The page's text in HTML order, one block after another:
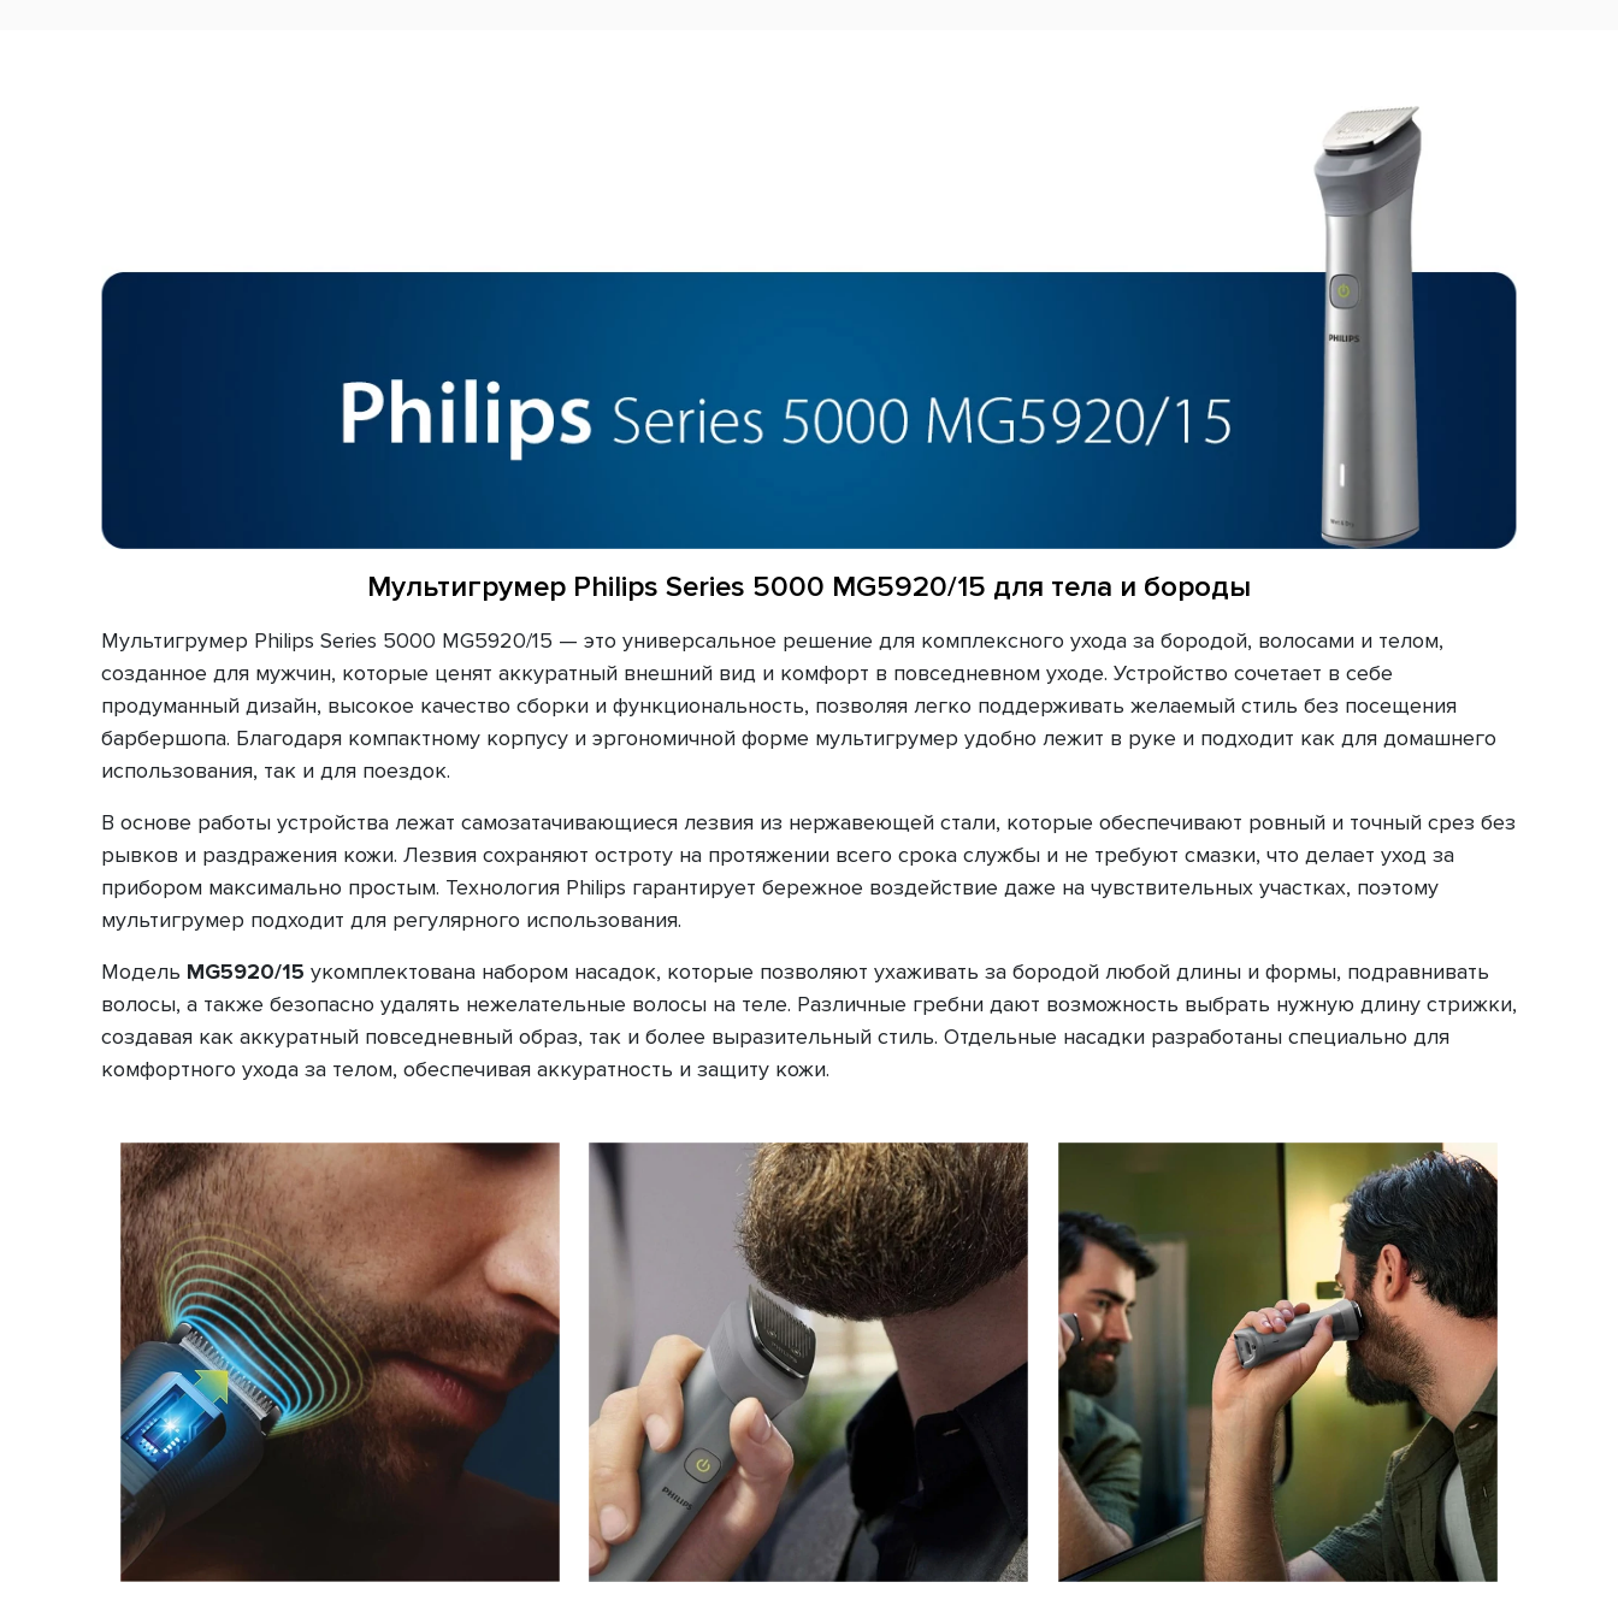
Мультигрумер Philips Series 5000 MG5920/15 для тела и бороды
Мультигрумер Philips Series 5000 MG5920/15 — это универсальное решение для комплексного ухода за бородой, волосами и телом,
созданное для мужчин, которые ценят аккуратный внешний вид и комфорт в повседневном уходе. Устройство сочетает в себе
продуманный дизайн, высокое качество сборки и функциональность, позволяя легко поддерживать желаемый стиль без посещения
барбершопа. Благодаря компактному корпусу и эргономичной форме мультигрумер удобно лежит в руке и подходит как для домашнего
использования, так и для поездок.
В основе работы устройства лежат самозатачивающиеся лезвия из нержавеющей стали, которые обеспечивают ровный и точный срез без
рывков и раздражения кожи. Лезвия сохраняют остроту на протяжении всего срока службы и не требуют смазки, что делает уход за
прибором максимально простым. Технология Philips гарантирует бережное воздействие даже на чувствительных участках, поэтому
мультигрумер подходит для регулярного использования.
Модель MG5920/15 укомплектована набором насадок, которые позволяют ухаживать за бородой любой длины и формы, подравнивать
волосы, а также безопасно удалять нежелательные волосы на теле. Различные гребни дают возможность выбрать нужную длину стрижки,
создавая как аккуратный повседневный образ, так и более выразительный стиль. Отдельные насадки разработаны специально для
комфортного ухода за телом, обеспечивая аккуратность и защиту кожи.